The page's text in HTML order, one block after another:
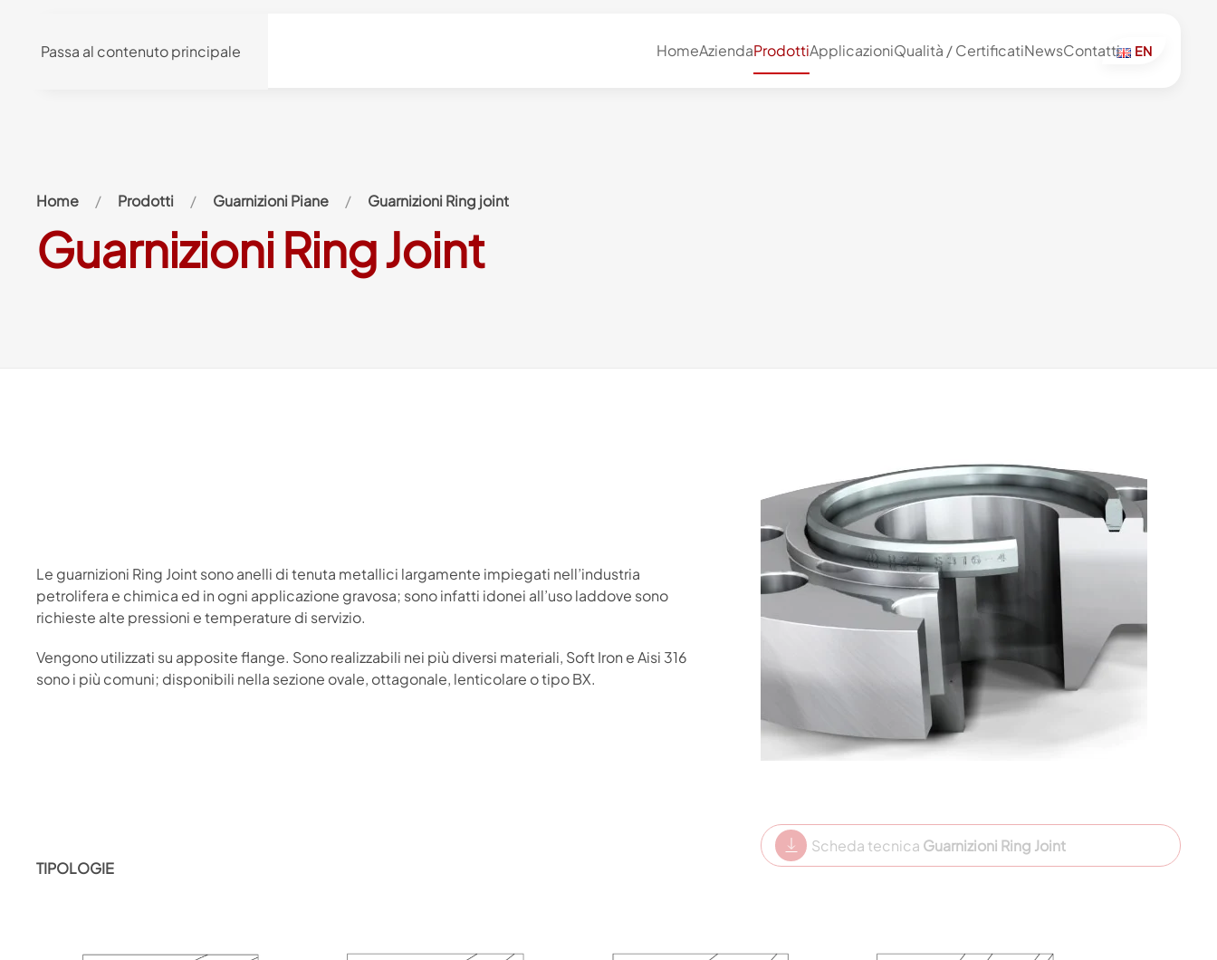
Passa al contenuto principale HomeAziendaProdottiApplicazioniQualità / CertificatiNewsContatti EN
Home Prodotti Guarnizioni Piane Guarnizioni Ring joint
Guarnizioni Ring Joint
Le guarnizioni Ring Joint sono anelli di tenuta metallici largamente impiegati nell’industria
petrolifera e chimica ed in ogni applicazione gravosa; sono infatti idonei all’uso laddove sono
richieste alte pressioni e temperature di servizio.
Vengono utilizzati su apposite flange. Sono realizzabili nei più diversi materiali, Soft Iron e Aisi 316
sono i più comuni; disponibili nella sezione ovale, ottagonale, lenticolare o tipo BX.
Scheda tecnica Guarnizioni Ring Joint
TIPOLOGIE